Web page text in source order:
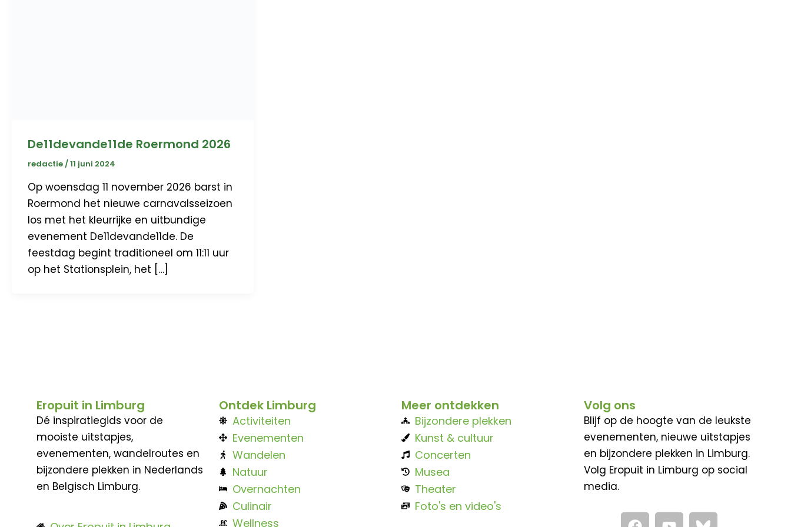
De11devande11de Roermond 2026
redactie/11 juni 2024
Op woensdag 11 november 2026 barst in
Roermond het nieuwe carnavalsseizoen
los met het kleurrijke en uitbundige
evenement De11devande11de. De
feestdag begint traditioneel om 11:11 uur
op het Stationsplein, het […]
Eropuit in Limburg
Dé inspiratiegids voor de
mooiste uitstapjes,
evenementen, wandelroutes en
bijzondere plekken in Nederlands
en Belgisch Limburg.
Ontdek Limburg
Activiteiten
Evenementen
Wandelen
Natuur
Overnachten
Culinair
Wellness
Meer ontdekken
Bijzondere plekken
Kunst & cultuur
Concerten
Musea
Theater
Foto's en video's
Volg ons
Blijf op de hoogte van de leukste
evenementen, nieuwe uitstapjes
en bijzondere plekken in Limburg.
Volg Eropuit in Limburg op social
media.
F Y